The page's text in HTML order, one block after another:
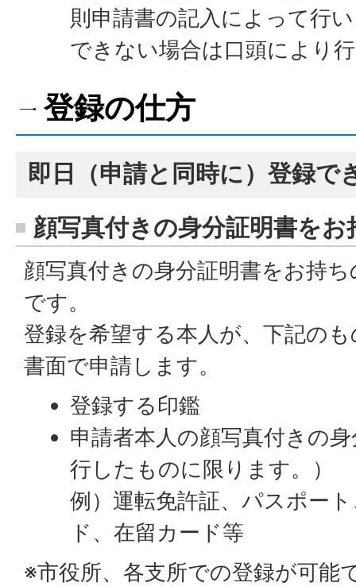
則申請書の記入によって行
できない場合は口頭により
登録の仕方
即日（申請と同時に）登録で
顔写真付きの身分証明書をお
顔写真付きの身分証明書をお持
です。
登録を希望する本人が、下記の
書面で申請します。
登録する印鑑
申請者本人の顔写真付きの
行したものに限ります。）
例）運転免許証、パスポー
ド、在留カード等
※市役所、各支所での登録が可能